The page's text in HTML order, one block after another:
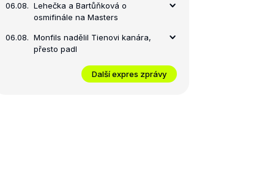
06.08. Lehečka a Bartůňková o
osmifinále na Masters
06.08. Monfils nadělil Tienovi kanára,
přesto padl
Další expres zprávy